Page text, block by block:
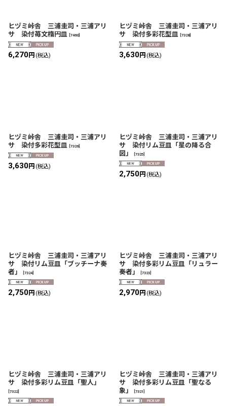
ヒヅミ峠舎 三浦圭司・三浦アリ
サ 染付苺文楕円皿
7460]
6,270円 (税込)
ヒヅミ峠舎 三浦圭司・三浦アリ
サ 染付多彩花型皿
7328]
3,630円 (税込)
ヒヅミ峠舎 三浦圭司・三浦アリ
サ 染付多彩花型皿
[7326]
3,630円 (税込)
ヒヅミ峠舎 三浦圭司・三浦アリ
サ 染付リム豆皿「星の降る合
図」
[7325]
2,750円 (税込)
ヒヅミ峠舎 三浦圭司・三浦アリ
サ 染付リム豆皿「ブッチーナ奏
者」
7324]
2,750円 (税込)
ヒヅミ峠舎 三浦圭司・三浦アリ
サ 染付多彩リム豆皿「リュラー
奏者」
7323
2,970円 (税込)
ヒヅミ峠舎 三浦圭司・三浦アリ
サ 染付多彩リム豆皿「聖人」
7322]
ヒヅミ峠舎 三浦圭司・三浦アリ
サ 染付多彩リム豆皿「聖なる
象」
7321